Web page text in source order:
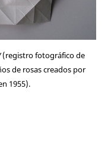
(registro fotográfico de
de rosas creados por
1955).